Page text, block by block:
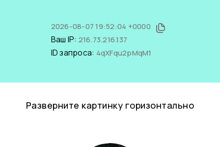
2026-08-07 19:52:04 +0000
Ваш IP: 216.73.216.137
ID запроса: 4qXFqu2pMqM1
Разверните картинку горизонтально